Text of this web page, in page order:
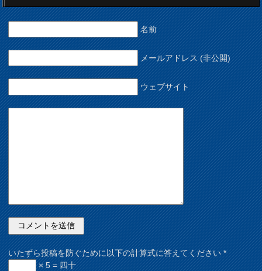
名前
メールアドレス (非公開)
ウェブサイト
いたずら投稿を防ぐために以下の計算式に答えてください*
× 5 = 四十